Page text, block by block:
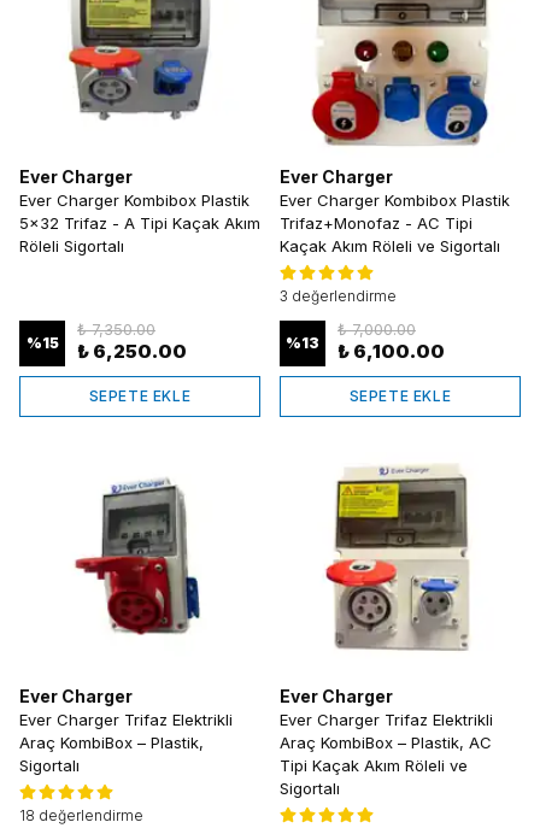
Ever Charger
Ever Charger Kombibox Plastik
5x32 Trifaz - A Tipi Kaçak Akım
Röleli Sigortalı
%15
₺ 7,350.00
₺ 6,250.00
SEPETE EKLE
Ever Charger
Ever Charger Kombibox Plastik
Trifaz+Monofaz - AC Tipi
Kaçak Akım Röleli ve Sigortalı
3 değerlendirme
%13
₺ 7,000.00
₺ 6,100.00
SEPETE EKLE
Ever Charger
Ever Charger Trifaz Elektrikli
Araç KombiBox – Plastik,
Sigortalı
18 değerlendirme
Ever Charger
Ever Charger Trifaz Elektrikli
Araç KombiBox – Plastik, AC
Tipi Kaçak Akım Röleli ve
Sigortalı